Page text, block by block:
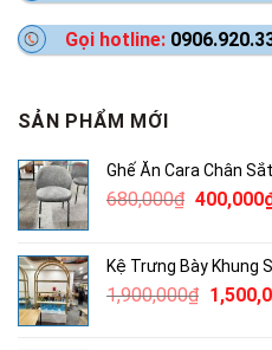
Gọi hotline:
SẢN PHẨM MỚI
Ghế Ăn Cara Chân
680,000₫ Giá
400,000
Kệ Trưng Bày Khung
1,900,000₫ Giá